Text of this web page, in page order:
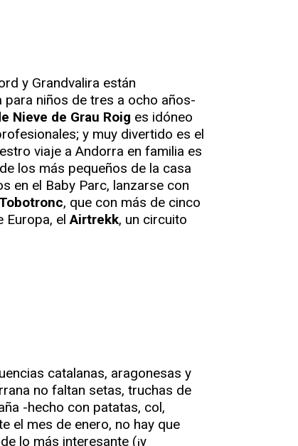
y Grandvalira están
niños de tres a ocho años-
Nieve de Grau Roig es idóneo
y muy divertido es el
viaje a Andorra en familia es
los más pequeños de la casa
en el Baby Parc, lanzarse con
Tobotronc, que con más de cinco
Europa, elAirtrekk, un circuito
catalanas, aragonesas y
no faltan setas, truchas de
-hecho con patatas, col,
el mes de enero, no hay que
lo más interesante (¡y